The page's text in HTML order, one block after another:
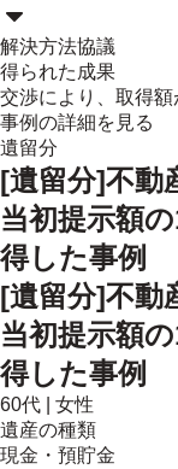
解決方法協議
得られた成果
交渉により、取得
事例の詳細を見る
遺留分
[遺留分]不動
当初提示額
得した事例
[遺留分]不動
当初提示額
得した事例
60代
女性
遺産の種類
現金・預貯金